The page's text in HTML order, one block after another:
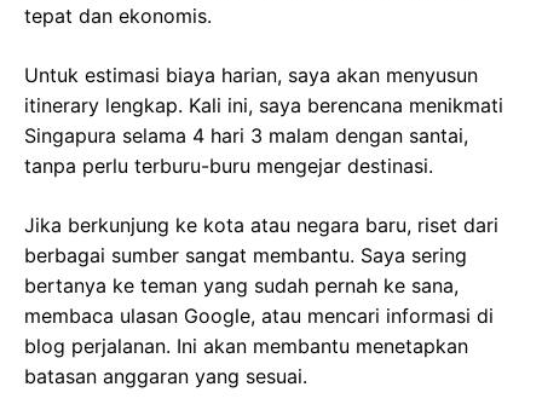
tepat dan ekonomis.
Untuk estimasi biaya harian, saya akan menyusun
itinerary lengkap. Kali ini, saya berencana menikmati
Singapura selama 4 hari 3 malam dengan santai,
tanpa perlu terburu-buru mengejar destinasi.
Jika berkunjung ke kota atau negara baru, riset dari
berbagai sumber sangat membantu. Saya sering
bertanya ke teman yang sudah pernah ke sana,
membaca ulasan Google, atau mencari informasi di
blog perjalanan. Ini akan membantu menetapkan
batasan anggaran yang sesuai.